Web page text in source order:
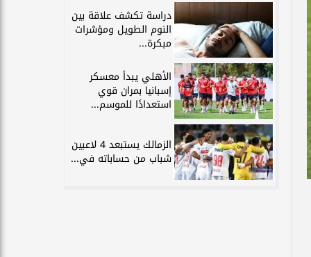
دراسة تكشف علاقة بين
النوم الطويل ومؤشرات
مبكرة...
الأهلي يبدأ معسكر
إسبانيا بمران قوي
استعدادًا للموسم...
الزمالك يستبعد 4 لاعبين
شباب من حساباته في...